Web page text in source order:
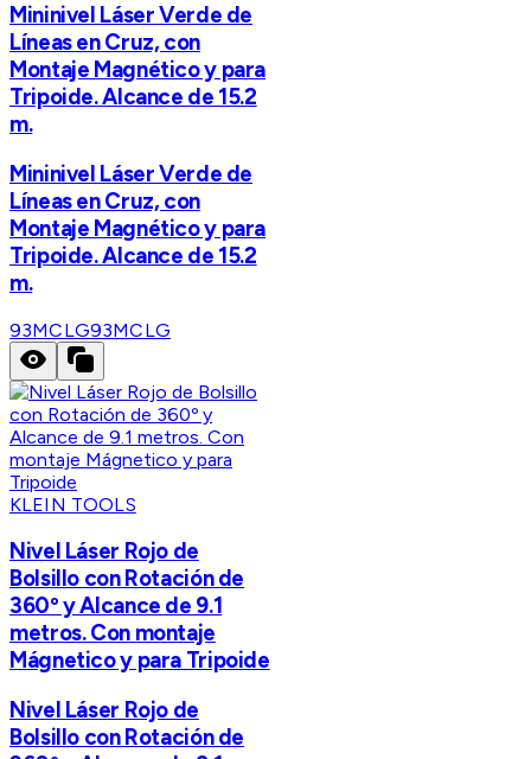
Mininivel Láser Verde de
Líneas en Cruz, con
Montaje Magnético y para
Tripoide. Alcance de 15.2
m.
Mininivel Láser Verde de
Líneas en Cruz, con
Montaje Magnético y para
Tripoide. Alcance de 15.2
m.
93MCLG93MCLG
KLEIN TOOLS
Nivel Láser Rojo de
Bolsillo con Rotación de
360º y Alcance de 9.1
metros. Con montaje
Mágnetico y para Tripoide
Nivel Láser Rojo de
Bolsillo con Rotación de